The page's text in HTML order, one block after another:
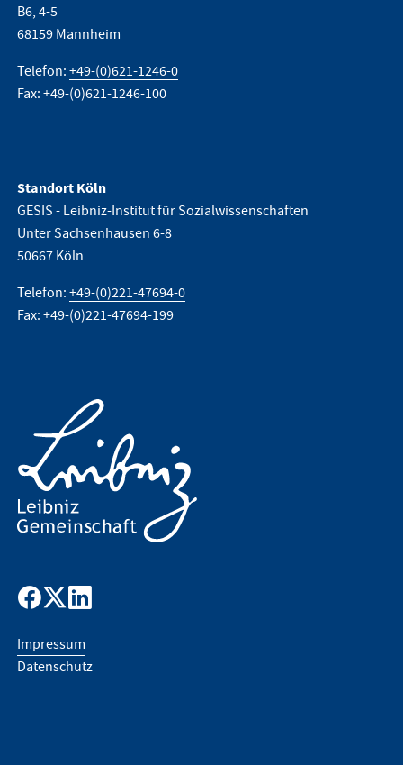
B6, 4-5
68159 Mannheim
Telefon:+49-(0)621-1246-0
Fax: +49-(0)621-1246-100
Standort Köln
GESIS - Leibniz-Institut für Sozialwissenschaften
Unter Sachsenhausen 6-8
50667 Köln
Telefon:+49-(0)221-47694-0
Fax: +49-(0)221-47694-199
Impressum
Datenschutz